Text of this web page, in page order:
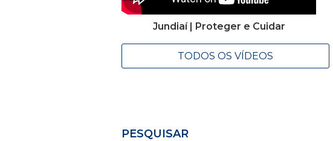
Jundiaí | Proteger e Cuidar
TODOS OS VÍDEOS
PESQUISAR